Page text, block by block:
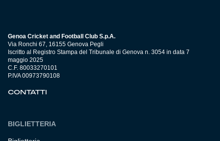
Genoa Cricket and Football Club S.p.A.
Via Ronchi 67, 16155 Genova Pegli
Iscritto al Registro Stampa del Tribunale di Genova n. 3054 in data 7
maggio 2025
C.F. 80033270101
P.IVA 00973790108
CONTATTI
BIGLIETTERIA